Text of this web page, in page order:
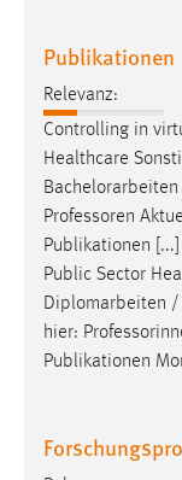
Publikationen
Relevanz:
Controlling in
Healthcare
Bachelorarbeiten
Professoren
Publikationen
Public Sector
Diplomarbeiten /
hier:
Publikationen